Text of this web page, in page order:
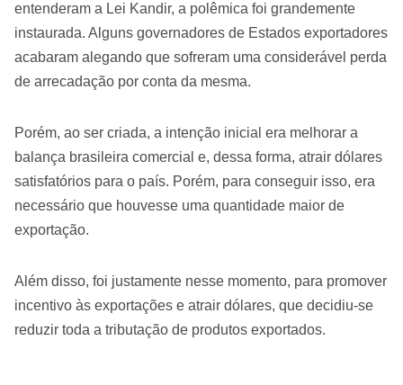
entenderam a Lei Kandir, a polêmica foi grandemente
instaurada. Alguns governadores de Estados exportadores
acabaram alegando que sofreram uma considerável perda
de arrecadação por conta da mesma.
Porém, ao ser criada, a intenção inicial era melhorar a
balança brasileira comercial e, dessa forma, atrair dólares
satisfatórios para o país. Porém, para conseguir isso, era
necessário que houvesse uma quantidade maior de
exportação.
Além disso, foi justamente nesse momento, para promover
incentivo às exportações e atrair dólares, que decidiu-se
reduzir toda a tributação de produtos exportados.